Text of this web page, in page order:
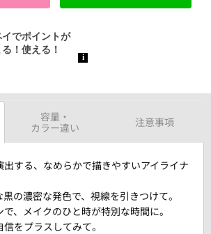
容量・
カラー違い
注意事項
する、なめらかで描きやすいアイライナ
の濃密な発色で、視線を引きつけて。
、メイクのひと時が特別な時間に。
をプラスしてみて。